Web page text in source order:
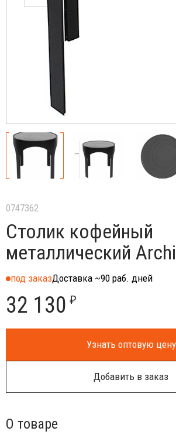
0747362
Столик кофейный
металлический
под заказДоставка ~90 раб. дней
32 130 ₽
Узнать оптовую цену
Добавить в заказ
О товаре